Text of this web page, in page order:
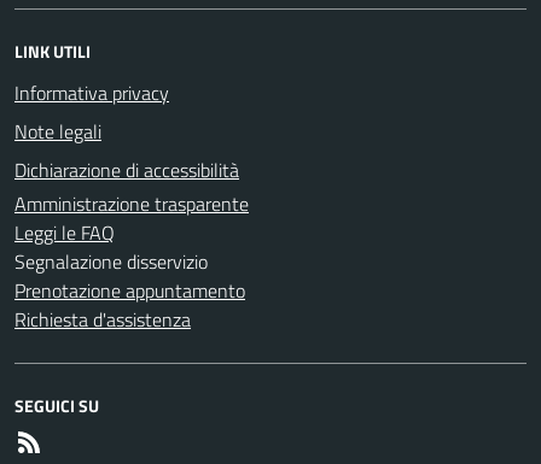
LINK UTILI
Informativa privacy
Note legali
Dichiarazione di accessibilità
Amministrazione trasparente
Leggi le FAQ
Segnalazione disservizio
Prenotazione appuntamento
Richiesta d'assistenza
SEGUICI SU